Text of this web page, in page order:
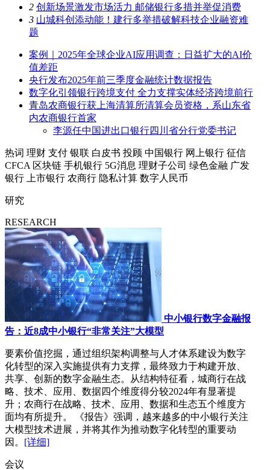
2 创新场景激发市场活力 邮储银行多措并举促消费
3 山城科创添动能！建行多举措破解科技企业融资难
题
案例｜2025年全球企业AI应用调查：日益扩大的AI价
值差距
央行发布2025年前三季度金融统计数据报告
数字化引领银行跨境支付 全力支撑实体经济跨境前行
青岛农商银行获上海清算所清算会员资格，系山东省
内农商银行首家
李源任中国进出口银行四川省分行党委书记
热词 理财 支付 银联 白皮书 投顾 中国银行 网上银行 征信
CFCA 区块链 手机银行 5G消息 理财子公司 绿色金融 广发
银行
上市银行 农商行 隐私计算 数字人民币
研究
RESEARCH
中小银行数字金融报
告：近8成中小银行“非常关注”大模型
要素价值挖掘，通过组织架构调整与人才体系建设为数字
化转型的深入实施提供有力支撑，最终致力于构建开放、
共享、创新的数字金融生态。从结构特征看，城商行在战
略、技术、应用、数据四个维度得分较2024年有显著提
升；农商行在战略、技术、应用、数据和生态五个维度方
面均有所提升。 《报告》强调，越来越多的中小银行关注
大模型技术进展，并将其作为推动数字化转型的重要动
因。 [详细]
会议